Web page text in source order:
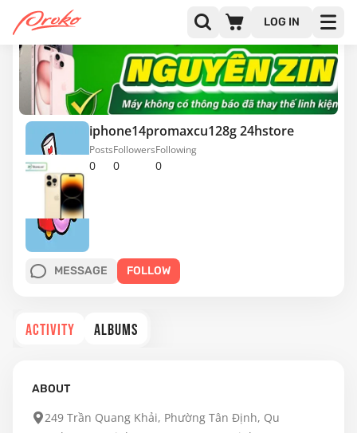
LOG IN
iphone14promaxcu128g 24hstore
0
Posts
0
Followers
0
Following
MESSAGE FOLLOW
ACTIVITY ALBUMS
ABOUT
249 Trần Quang Khải, Phường Tân Định, Qu